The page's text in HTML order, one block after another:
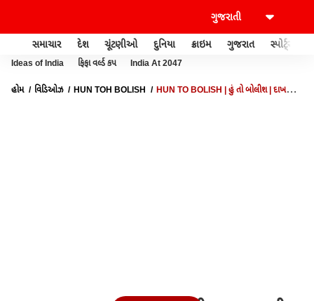
સમાચાર દેશ ચૂંટણીઓ દુનિયા ક્રાઇમ ગુજરાત સ્પોર્ટ્સ
Ideas of India ફિફા વર્લ્ડ કપ India At 2047
હોમ વિડિઓઝ HUN TOH BOLISH
HUN TO BOLISH | હું તો બોલીશ | દાખલાની